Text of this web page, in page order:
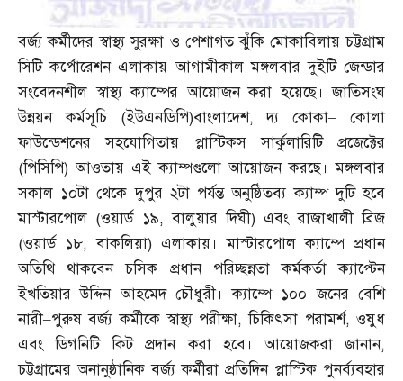
বর্জ্য কর্মীদের স্বাস্থ্য সুরক্ষা ও পেশাগত ঝুঁকি মোকাবিলায় চট্টগ্রাম
সিটি কর্পোরেশন এলাকায় আগামীকাল মঙ্গলবার দুইটি জেন্ডার
সংবেদনশীল স্বাস্থ্য ক্যাম্পের আয়োজন করা হয়েছে। জাতিসংঘ
উন্নয়ন কর্মসূচি (ইউএনডিপি)বাংলাদেশ,দ্য কোকা–কোলা
ফাউন্ডেশনের সহযোগিতায় প্লাস্টিকস সার্কুলারিটি প্রজেক্টের
(পিসিপি)আওতায় এই ক্যাম্পগুলো আয়োজন করছে। মঙ্গলবার
সকাল ১০টা থেকে দুপুর ২টা পর্যন্ত অনুষ্ঠিতব্য ক্যাম্প দুটি হবে
মাস্টারপোল (ওয়ার্ড ১৯,বালুয়ার দিঘী)এবং রাজাখালী ব্রিজ
(ওয়ার্ড ১৮,বাকলিয়া) এলাকায়। মাস্টারপোল ক্যাম্পে প্রধান
অতিথি থাকবেন চসিক প্রধান পরিচ্ছন্নতা কর্মকর্তা ক্যাপ্টেন
ইখতিয়ার উদ্দিন আহমেদ চৌধুরী। ক্যাম্পে ১০০ জনের বেশি
নারী–পুরুষ বর্জ্য কর্মীকে স্বাস্থ্য পরীক্ষা,চিকিৎসা পরামর্শ,ওষুধ
এবং ডিগনিটি কিট প্রদান করা হবে। আয়োজকরা জানান,
চট্টগ্রামের অনানুষ্ঠানিক বর্জ্য কর্মীরা প্রতিদিন প্লাস্টিক পুনর্ব্যবহার